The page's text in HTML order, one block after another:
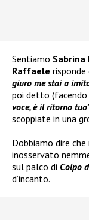
Sentiamo Sabrina
Raffaele risponde
giuro me stai a
poi detto (facendo
voce, è il ritorno
scoppiate in una
Dobbiamo dire
inosservato
sul palco di Colpo
d’incanto.